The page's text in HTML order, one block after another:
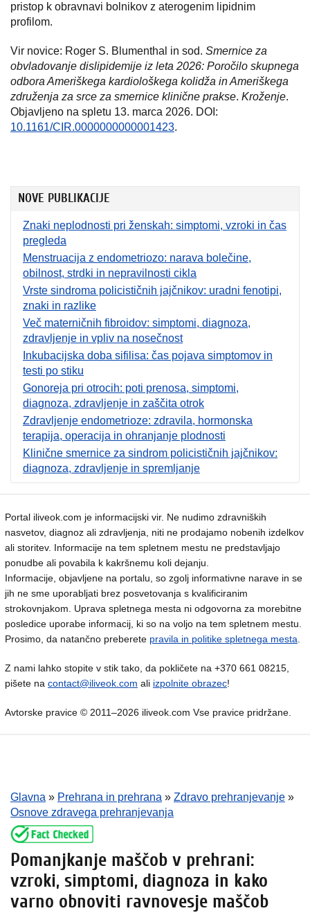
pristop k obravnavi bolnikov z aterogenim lipidnim
profilom.
Vir novice: Roger S. Blumenthal in sod. Smernice za
obvladovanje dislipidemije iz leta 2026: Poročilo skupnega
odbora Ameriškega kardiološkega kolidža in Ameriškega
združenja za srce za smernice klinične prakse. Kroženje.
Objavljeno na spletu 13. marca 2026. DOI:
10.1161/CIR.0000000000001423.
NOVE PUBLIKACIJE
Znaki neplodnosti pri ženskah: simptomi, vzroki in čas
pregleda
Menstruacija z endometriozo: narava bolečine,
obilnost, strdki in nepravilnosti cikla
Vrste sindroma policističnih jajčnikov: uradni fenotipi,
znaki in razlike
Več materničnih fibroidov: simptomi, diagnoza,
zdravljenje in vpliv na nosečnost
Inkubacijska doba sifilisa: čas pojava simptomov in
testi po stiku
Gonoreja pri otrocih: poti prenosa, simptomi,
diagnoza, zdravljenje in zaščita otrok
Zdravljenje endometrioze: zdravila, hormonska
terapija, operacija in ohranjanje plodnosti
Klinične smernice za sindrom policističnih jajčnikov:
diagnoza, zdravljenje in spremljanje
Portal iliveok.com je informacijski vir. Ne nudimo zdravniških
nasvetov, diagnoz ali zdravljenja, niti ne prodajamo nobenih izdelkov
ali storitev. Informacije na tem spletnem mestu ne predstavljajo
ponudbe ali povabila k kakršnemu koli dejanju.
Informacije, objavljene na portalu, so zgolj informativne narave in se
jih ne sme uporabljati brez posvetovanja s kvalificiranim
strokovnjakom. Uprava spletnega mesta ni odgovorna za morebitne
posledice uporabe informacij, ki so na voljo na tem spletnem mestu.
Prosimo, da natančno preberete pravila in politike spletnega mesta
Z nami lahko stopite v stik tako, da pokličete na +370 661 08215,
pišete na contact@iliveok.com ali izpolnite obrazec!
Avtorske pravice © 2011–2026 iliveok.com Vse pravice pridržane.
Glavna » Prehrana in prehrana » Zdravo prehranjevanje »
Osnove zdravega prehranjevanja
Pomanjkanje maščob v prehrani:
vzroki, simptomi, diagnoza in kako
varno obnoviti ravnovesje maščob